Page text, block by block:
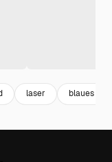
laser blaues